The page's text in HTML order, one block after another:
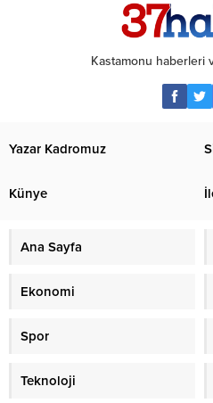
Kastamonu haberleri
Yazar Kadromuz
Künye
Ana Sayfa
Ekonomi
Spor
Teknoloji